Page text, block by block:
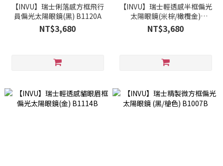
【INVU】瑞士俐落感方框飛行
員偏光太陽眼鏡(黑) B1120A
NT$3,680
【INVU】瑞士輕透感半框偏光
太陽眼鏡(米棕/橄欖金)
B1115C
NT$3,680